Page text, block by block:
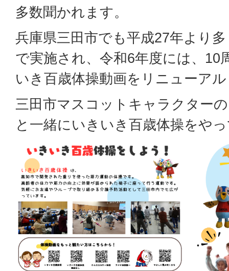
多数聞かれます。
兵庫県三田市でも平成27年より
で実施され、令和6年度には、10
いき百歳体操動画をリニューア
三田市マスコットキャラクター
と一緒にいきいき百歳体操をや